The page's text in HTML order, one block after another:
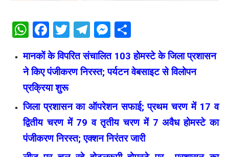
WhatsApp
Facebook
Twitter
Telegram
Messenger
मानकों के विपरित संचालित 103 होमस्टे के जिला प्रशासन
ने किए पंजीकरण निरस्त; पर्यटन वेबसाइट से विलोपन
प्रक्रिया शुरू
जिला प्रशासन का ऑपरेशन सफाई; प्रथम चरण में 17 व
द्वितीय चरण में 79 व तृतीय चरण में 7 अवैध होमस्टे का
पंजीकरण निरस्त; एक्शन निरंतर जारी